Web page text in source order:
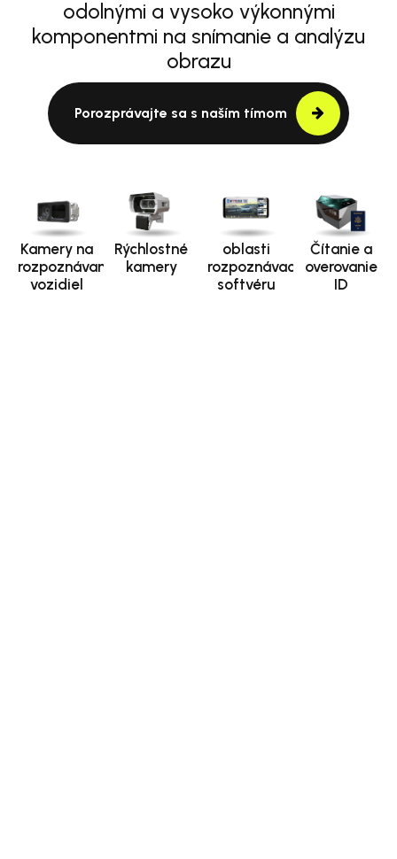
odolnými a vysoko výkonnými
komponentmi na snímanie a analýzu
obrazu
Porozprávajte sa s naším tímom
Kamery na
rozpoznávanie
vozidiel
Rýchlostné
kamery
oblasti
rozpoznávacieho
softvéru
Čítanie a
overovanie
ID